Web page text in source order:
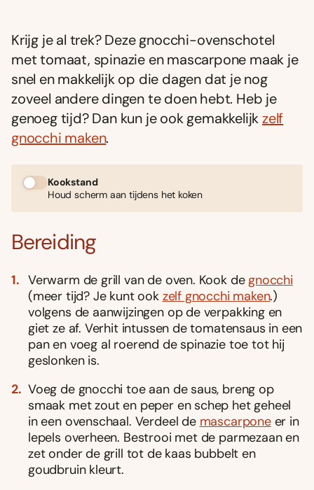
Krijg je al trek? Deze gnocchi-ovenschotel
met tomaat, spinazie en mascarpone maak je
snel en makkelijk op die dagen dat je nog
zoveel andere dingen te doen hebt. Heb je
genoeg tijd? Dan kun je ook gemakkelijkzelf
gnocchi maken.
Kookstand
Houd scherm aan tijdens het koken
Bereiding
Verwarm de grill van de oven. Kook degnocchi
(meer tijd? Je kunt ook zelf gnocchi maken.)
volgens de aanwijzingen op de verpakking en
giet ze af. Verhit intussen de tomatensaus in een
pan en voeg al roerend de spinazie toe tot hij
geslonken is.
Voeg de gnocchi toe aan de saus, breng op
smaak met zout en peper en schep het geheel
in een ovenschaal. Verdeel de mascarponeer in
lepels overheen. Bestrooi met de parmezaan en
zet onder de grill tot de kaas bubbelt en
goudbruin kleurt.